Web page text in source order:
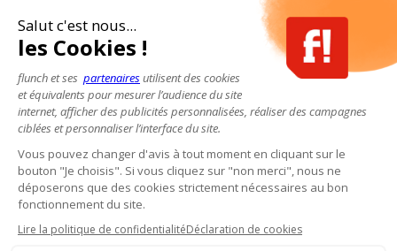
Salut c'est nous...
les Cookies !
flunch et ses partenairesutilisent des cookies
et équivalents pour mesurer l’audience du site
internet, afficher des publicités personnalisées, réaliser des campagnes
ciblées et personnaliser l’interface du site.
Vous pouvez changer d'avis à tout moment en cliquant sur le
bouton "Je choisis". Si vous cliquez sur "non merci", nous ne
déposerons que des cookies strictement nécessaires au bon
fonctionnement du site.
Lire la politique de confidentialitéDéclaration de cookies